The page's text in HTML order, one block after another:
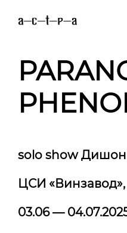
solo show
ЦСИ
03.06 —